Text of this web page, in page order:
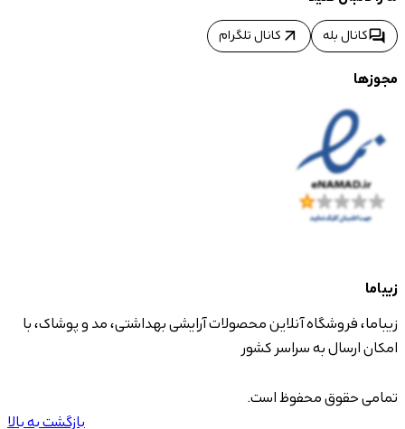
forumکانال بله arrow_outward کانال تلگرام
مجوزها
زیباما
زیباما، فروشگاه آنلاین محصولات آرایشی بهداشتی، مد و پوشاک، با
امکان ارسال به سراسر کشور
تمامی حقوق محفوظ است.
بازگشت به بالا